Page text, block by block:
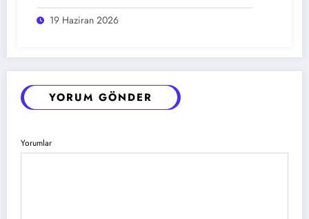
19 Haziran 2026
YORUM GÖNDER
Yorumlar